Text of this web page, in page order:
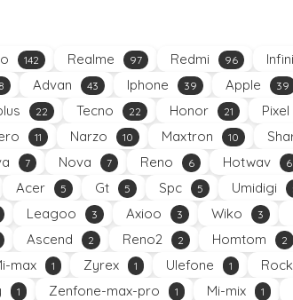
142 Realme 97 Redmi 96
Advan 43 Iphone 39 Apple 39
22 Tecno 22 Honor 21 Pixel
11 Narzo 10 Maxtron 10
7 Nova 7 Reno 6 Hotwav 6
Acer 5 Gt 5 Spc 5 Umidigi
Leagoo 3 Axioo 3 Wiko 3
Ascend 2 Reno2 2 Homtom 2
max 1 Zyrex 1 Ulefone 1
1 Zenfone-max-pro 1 Mi-mix 1